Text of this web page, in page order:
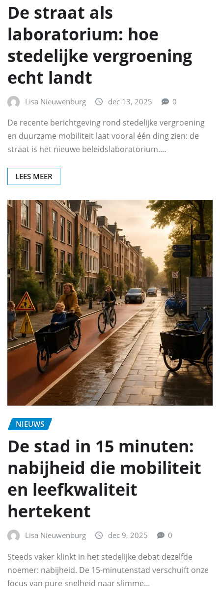
De straat als
laboratorium: hoe
stedelijke vergroening
echt landt
Lisa Nieuwenburg dec 13, 2025 0
De recente berichtgeving rond stedelijke vergroening
en duurzame mobiliteit laat vooral één ding zien: de
straat is het nieuwe beleidslaboratorium.…
LEES MEER
NIEUWS
De stad in 15 minuten:
nabijheid die mobiliteit
en leefkwaliteit
hertekent
Lisa Nieuwenburg dec 9, 2025 0
Steeds vaker klinkt in het stedelijke debat dezelfde
noemer: nabijheid. De 15‑minutenstad verschuift onze
focus van pure snelheid naar slimme…